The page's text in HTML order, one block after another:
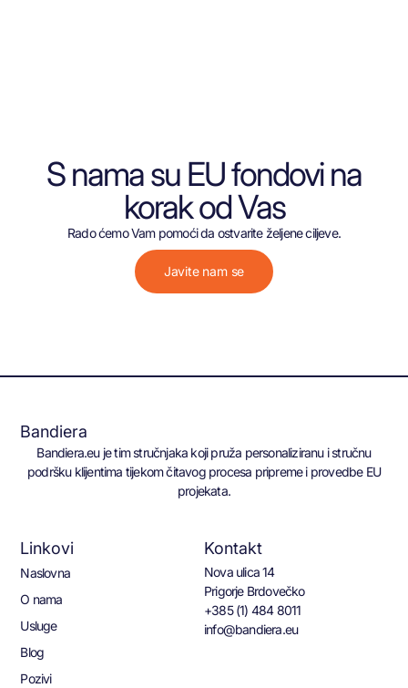
S nama su EU fondovi na
korak od Vas
Rado ćemo Vam pomoći da ostvarite željene ciljeve.
Javite nam se
Bandiera
Bandiera.eu je tim stručnjaka koji pruža personaliziranu i stručnu
podršku klijentima tijekom čitavog procesa pripreme i provedbe EU
projekata.
Linkovi
Naslovna
O nama
Usluge
Blog
Pozivi
Kontakt
Nova ulica 14
Prigorje Brdovečko
+385 (1) 484 8011
info@bandiera.eu